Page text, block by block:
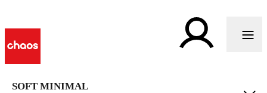
SOFT MINIMAL